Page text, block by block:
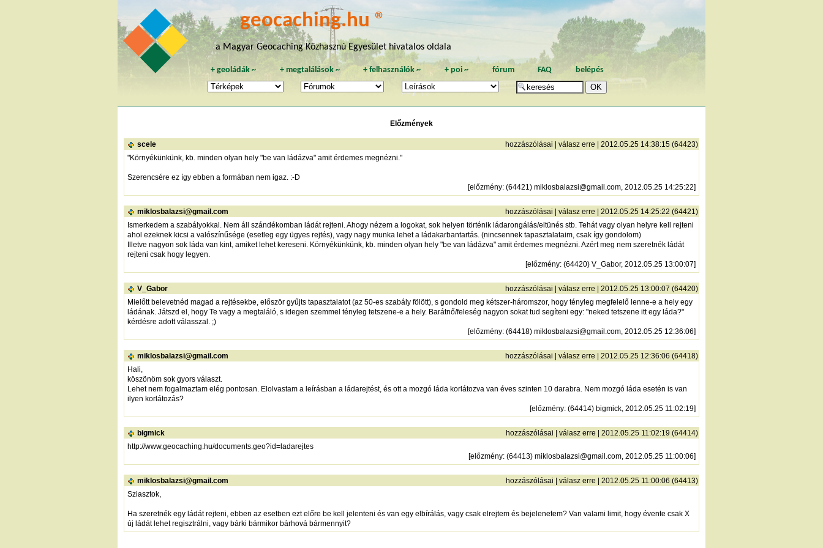
geocaching.hu ®
a Magyar Geocaching Közhasznú Egyesület hivatalos oldala
+geoládák ~ + megtalálások~ +felhasználók ~ + poi~ fórum FAQ belépés
Előzmények
scele hozzászólásai válasz erre | 2012.05.25 14:38:15 (64423)
"Környékünkünk, kb. minden olyan hely "be van ládázva" amit érdemes megnézni."
Szerencsére ez így ebben a formában nem igaz. :-D
[előzmény: (64421) miklosbalazsi@gmail.com, 2012.05.25 14:25:22]
miklosbalazsi@gmail.com hozzászólásai válasz erre | 2012.05.25 14:25:22 (64421)
Ismerkedem a szabályokkal. Nem áll szándékomban ládát rejteni. Ahogy nézem a logokat, sok helyen történik ládarongálás/eltünés stb. Tehát vagy olyan helyre kell rejteni
ahol ezeknek kicsi a valószínűsége (esetleg egy ügyes rejtés), vagy nagy munka lehet a ládakarbantartás. (nincsennek tapasztalataim, csak így gondolom)
Illetve nagyon sok láda van kint, amiket lehet kereseni. Környékünkünk, kb. minden olyan hely "be van ládázva" amit érdemes megnézni. Azért meg nem szeretnék ládát
rejteni csak hogy legyen.
[előzmény: (64420) V_Gabor, 2012.05.25 13:00:07]
V_Gabor hozzászólásai válasz erre | 2012.05.25 13:00:07 (64420)
Mielőtt belevetnéd magad a rejtésekbe, először gyűjts tapasztalatot (az 50-es szabály fölött), s gondold meg kétszer-háromszor, hogy tényleg megfelelő lenne-e a hely egy
ládának. Játszd el, hogy Te vagy a megtaláló, s idegen szemmel tényleg tetszene-e a hely. Barátnő/feleség nagyon sokat tud segíteni egy: "neked tetszene itt egy láda?"
kérdésre adott válasszal. ;)
[előzmény: (64418) miklosbalazsi@gmail.com, 2012.05.25 12:36:06]
miklosbalazsi@gmail.com hozzászólásai válasz erre | 2012.05.25 12:36:06 (64418)
Hali,
köszönöm sok gyors választ.
Lehet nem fogalmaztam elég pontosan. Elolvastam a leírásban a ládarejtést, és ott a mozgó láda korlátozva van éves szinten 10 darabra. Nem mozgó láda esetén is van
ilyen korlátozás?
[előzmény: (64414) bigmick, 2012.05.25 11:02:19]
bigmick hozzászólásai válasz erre | 2012.05.25 11:02:19 (64414)
http://www.geocaching.hu/documents.geo?id=ladarejtes
[előzmény: (64413) miklosbalazsi@gmail.com, 2012.05.25 11:00:06]
miklosbalazsi@gmail.com hozzászólásai válasz erre | 2012.05.25 11:00:06 (64413)
Sziasztok,
Ha szeretnék egy ládát rejteni, ebben az esetben ezt előre be kell jelenteni és van egy elbírálás, vagy csak elrejtem és bejelenetem? Van valami limit, hogy évente csak X
új ládát lehet regisztrálni, vagy bárki bármikor bárhová bármennyit?